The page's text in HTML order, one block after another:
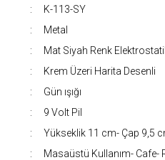
K-113-SY
Metal
Mat Siyah Renk
Krem Üzeri Harita Desenli
Gün ışığı
9 Volt Pil
Yükseklik 11 cm- Çap 9,5
Masaüstü Kullanım- Cafe-